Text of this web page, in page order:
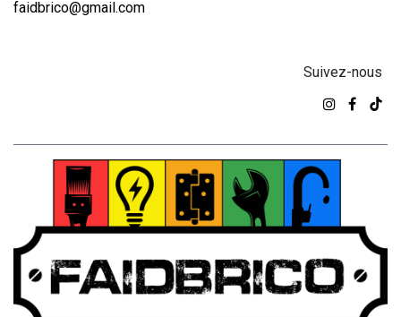
faidbrico@gmail.com
Suivez-nous